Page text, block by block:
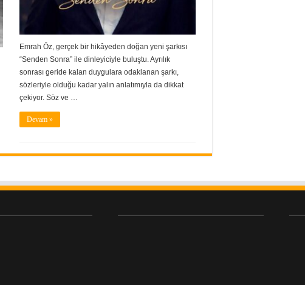
Emrah Öz, gerçek bir hikâyeden doğan yeni şarkısı
“Senden Sonra” ile dinleyiciyle buluştu. Ayrılık
sonrası geride kalan duygulara odaklanan şarkı,
sözleriyle olduğu kadar yalın anlatımıyla da dikkat
çekiyor. Söz ve …
Devam »